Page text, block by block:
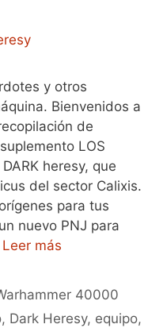
y otros
Bienvenidos a
de
LOS
heresy, que
del sector Calixis.
para tus
nuevo PNJ para
Leer más
40000
, Dark Heresy, equipo,